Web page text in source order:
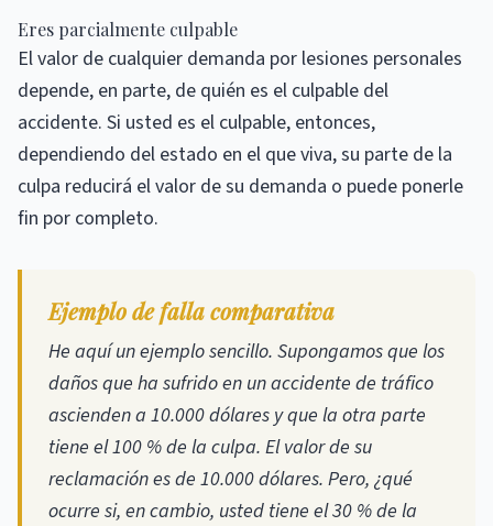
Eres parcialmente culpable
El valor de cualquier demanda por lesiones personales
depende, en parte, de quién es el culpable del
accidente. Si usted es el culpable, entonces,
dependiendo del estado en el que viva, su parte de la
culpa reducirá el valor de su demanda o puede ponerle
fin por completo.
Ejemplo de falla comparativa
He aquí un ejemplo sencillo. Supongamos que los
daños que ha sufrido en un accidente de tráfico
ascienden a 10.000 dólares y que la otra parte
tiene el 100 % de la culpa. El valor de su
reclamación es de 10.000 dólares. Pero, ¿qué
ocurre si, en cambio, usted tiene el 30 % de la